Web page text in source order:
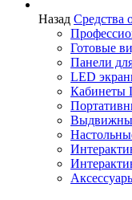
Назад Средства
Готовые
Панели
LED
Кабинеты